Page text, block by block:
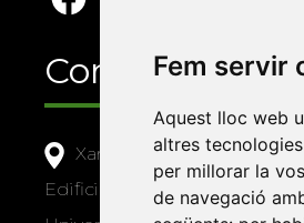
Fem servir
Aquest lloc web
altres
per millorar la
de navegació
Contacte
Xarxa Vives d'Universitats
Edifici Àgora